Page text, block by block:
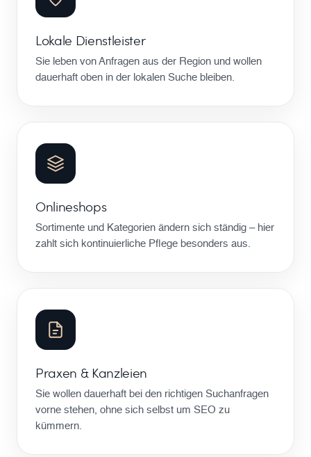
Lokale Dienstleister
Sie leben von Anfragen aus der Region und wollen
dauerhaft oben in der lokalen Suche bleiben.
Onlineshops
Sortimente und Kategorien ändern sich ständig – hier
zahlt sich kontinuierliche Pflege besonders aus.
Praxen & Kanzleien
Sie wollen dauerhaft bei den richtigen Suchanfragen
vorne stehen, ohne sich selbst um SEO zu
kümmern.